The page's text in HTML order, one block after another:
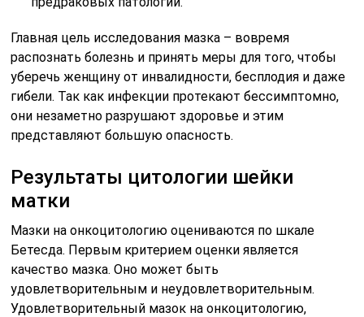
Главная цель исследования мазка – вовремя
распознать болезнь и принять меры для того, чтобы
уберечь женщину от инвалидности, бесплодия и даже
гибели. Так как инфекции протекают бессимптомно,
они незаметно разрушают здоровье и этим
представляют большую опасность.
Результаты цитологии шейки
матки
Мазки на онкоцитологию оцениваются по шкале
Бетесда. Первым критерием оценки является
качество мазка. Оно может быть
удовлетворительным и неудовлетворительным.
Удовлетворительный мазок на онкоцитологию,